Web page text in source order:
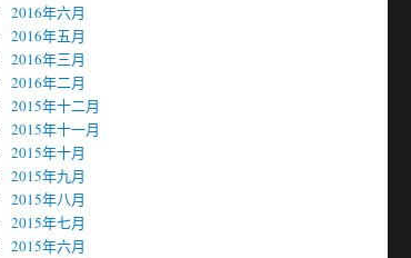
2016年六月
2016年五月
2016年三月
2016年二月
2015年十二月
2015年十一月
2015年十月
2015年九月
2015年八月
2015年七月
2015年六月